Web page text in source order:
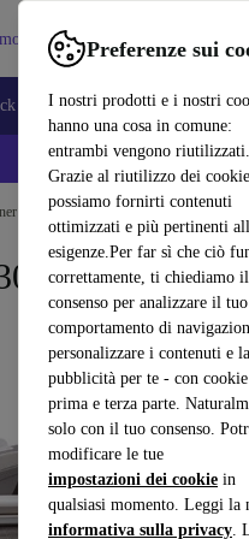
Preferenze sui
I nostri prodotti e i nostri
hanno una cosa in comune:
entrambi vengono riutilizzati.
Grazie al riutilizzo dei
possiamo fornirti contenuti
ottimizzati e più pertinenti
esigenze.Per far sì che ciò
correttamente, ti chiediamo il
consenso per analizzare il tuo
comportamento di
personalizzare i contenuti e la
pubblicità per te - con
prima e terza parte.
solo con il tuo consenso.
modificare le tue
impostazioni dei cookie in
qualsiasi momento. Leggi la
informativa sulla privacy.
Vendere Assistenza
to school Smartphone
💰
MFP